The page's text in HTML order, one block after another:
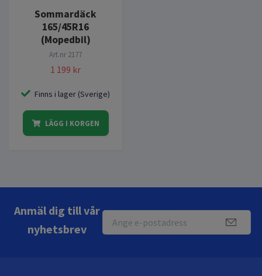
Sommardäck
165/45R16
(Mopedbil)
Art.nr 2177
1 199 kr
Finns i lager (Sverige)
LÄGG I KORGEN
Anmäl dig till vår
nyhetsbrev